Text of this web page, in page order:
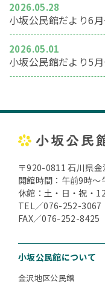
2026.05.28
小坂公民館だより6
2026.05.01
小坂公民館だより5
〒920-0811 石川県
開館時間：午前9時
休館：土・日・祝・
TEL／076-252-3067
FAX／076-252-8425
小坂公民館について
金沢地区公民館